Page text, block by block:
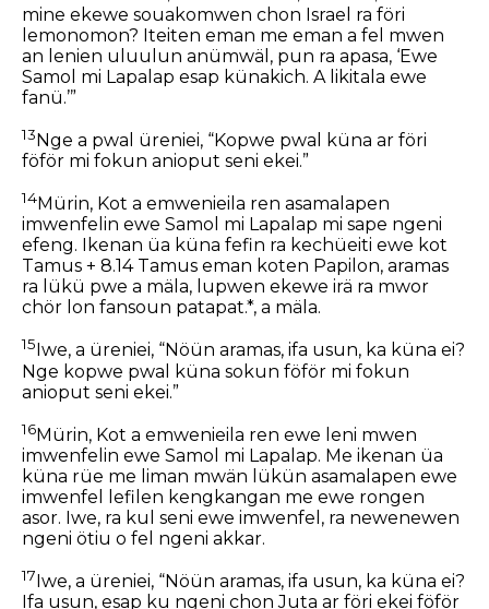
mine ekewe souakomwen chon Israel ra föri
lemonomon? Iteiten eman me eman a fel mwen
an lenien uluulun anümwäl, pun ra apasa, ‘Ewe
Samol mi Lapalap esap künakich. A likitala ewe
fanü.’”
13Nge a pwal üreniei, “Kopwe pwal küna ar föri
föför mi fokun anioput seni ekei.”
14Mürin, Kot a emwenieila ren asamalapen
imwenfelin ewe Samol mi Lapalap mi sape ngeni
efeng. Ikenan üa küna fefin ra kechüeiti ewe kot
Tamus + 8.14 Tamus eman koten Papilon, aramas
ra lükü pwe a mäla, lupwen ekewe irä ra mwor
chör lon fansoun patapat.*, a mäla.
15 Iwe, a üreniei, “Nöün aramas, ifa usun, ka küna ei?
Nge kopwe pwal küna sokun föför mi fokun
anioput seni ekei.”
16Mürin, Kot a emwenieila ren ewe leni mwen
imwenfelin ewe Samol mi Lapalap. Me ikenan üa
küna rüe me liman mwän lükün asamalapen ewe
imwenfel lefilen kengkangan me ewe rongen
asor. Iwe, ra kul seni ewe imwenfel, ra newenewen
ngeni ötiu o fel ngeni akkar.
17 Iwe, a üreniei, “Nöün aramas, ifa usun, ka küna ei?
Ifa usun, esap ku ngeni chon Juta ar föri ekei föför